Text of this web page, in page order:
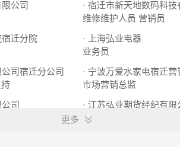
公司
· 宿迁市新天地数码科技
维修维护人员 营销员
宿迁分院
· 上海弘业电器
业务员
司宿迁分公司
· 宁波万爱水家电宿迁
市场营销总监
司
· 江苏弘业期货经纪有限
客户经理
更多